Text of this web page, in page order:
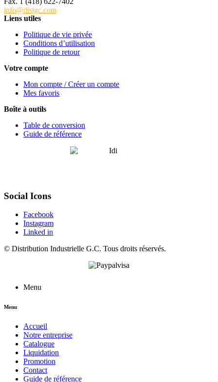
info@distgc.com
Liens utiles
Politique de vie privée
Conditions d’utilisation
Politique de retour
Votre compte
Mon compte / Créer un compte
Mes favoris
Boîte à outils
Table de conversion
Guide de référence
Social Icons
Facebook
Instagram
Linked in
© Distribution Industrielle G.C. Tous droits réservés.
Menu
Menu
Accueil
Notre entreprise
Catalogue
Liquidation
Promotion
Contact
Guide de référence